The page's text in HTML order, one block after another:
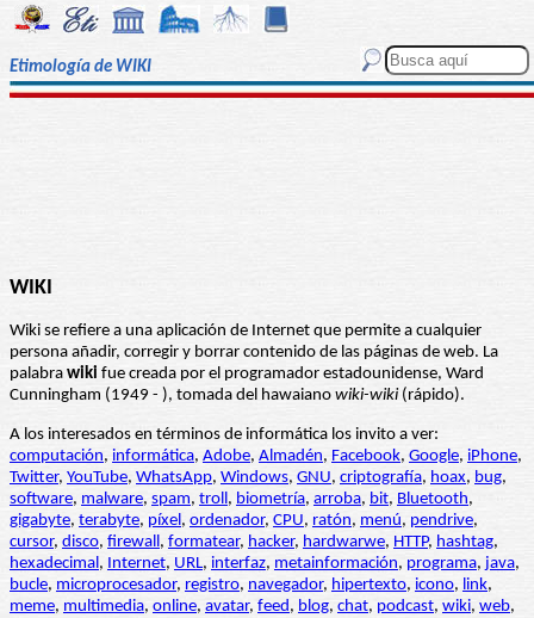
Etimología de WIKI
WIKI
Wiki se refiere a una aplicación de Internet que permite a cualquier
persona añadir, corregir y borrar contenido de las páginas de web. La
palabra wiki fue creada por el programador estadounidense, Ward
Cunningham (1949 - ), tomada del hawaiano wiki-wiki (rápido).
A los interesados en términos de informática los invito a ver:
computación, informática, Adobe, Almadén, Facebook, Google, iPhone,
Twitter, YouTube, WhatsApp, Windows, GNU, criptografía, hoax, bug,
software, malware, spam, troll, biometría, arroba, bit, Bluetooth,
gigabyte, terabyte, píxel, ordenador, CPU, ratón, menú, pendrive,
cursor, disco, firewall, formatear, hacker, hardwarwe, HTTP, hashtag,
hexadecimal, Internet, URL, interfaz, metainformación, programa, java,
bucle, microprocesador, registro, navegador, hipertexto, icono, link,
meme, multimedia, online, avatar, feed, blog, chat, podcast, wiki, web,